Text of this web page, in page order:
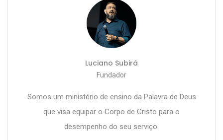
Luciano Subirá
Fundador
Somos um ministério de ensino da Palavra de Deus
que visa equipar o Corpo de Cristo para o
desempenho do seu serviço.